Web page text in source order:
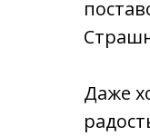
Даже